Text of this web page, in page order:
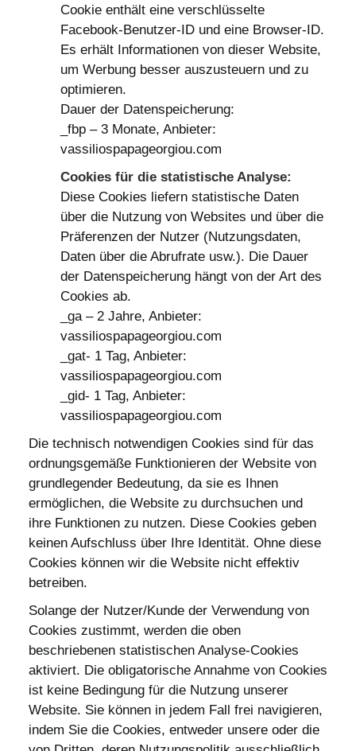
Cookie enthält eine verschlüsselte
Facebook-Benutzer-ID und eine Browser-ID.
Es erhält Informationen von dieser Website,
um Werbung besser auszusteuern und zu
optimieren.
Dauer der Datenspeicherung:
_fbp – 3 Monate, Anbieter:
vassiliospapageorgiou.com
Cookies für die statistische Analyse:
Diese Cookies liefern statistische Daten
über die Nutzung von Websites und über die
Präferenzen der Nutzer (Nutzungsdaten,
Daten über die Abrufrate usw.). Die Dauer
der Datenspeicherung hängt von der Art des
Cookies ab.
_ga – 2 Jahre, Anbieter:
vassiliospapageorgiou.com
_gat- 1 Tag, Anbieter:
vassiliospapageorgiou.com
_gid- 1 Tag, Anbieter:
vassiliospapageorgiou.com
Die technisch notwendigen Cookies sind für das
ordnungsgemäße Funktionieren der Website von
grundlegender Bedeutung, da sie es Ihnen
ermöglichen, die Website zu durchsuchen und
ihre Funktionen zu nutzen. Diese Cookies geben
keinen Aufschluss über Ihre Identität. Ohne diese
Cookies können wir die Website nicht effektiv
betreiben.
Solange der Nutzer/Kunde der Verwendung von
Cookies zustimmt, werden die oben
beschriebenen statistischen Analyse-Cookies
aktiviert. Die obligatorische Annahme von Cookies
ist keine Bedingung für die Nutzung unserer
Website. Sie können in jedem Fall frei navigieren,
indem Sie die Cookies, entweder unsere oder die